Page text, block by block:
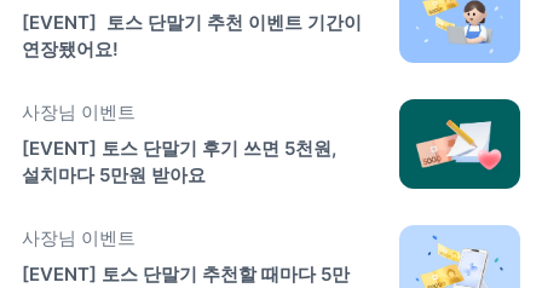
[EVENT]  토스 단말기 추천 이벤트 기간이
연장됐어요!
사장님 이벤트
[EVENT] 토스 단말기 후기 쓰면 5천원,
설치마다 5만원 받아요
사장님 이벤트
[EVENT] 토스 단말기 추천할 때마다 5만